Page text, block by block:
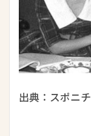
出典：スポニチ